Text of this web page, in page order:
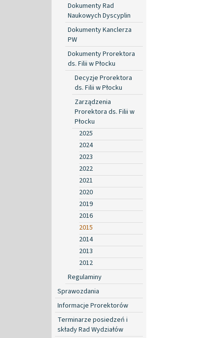
Dokumenty Rad
Naukowych Dyscyplin
Dokumenty Kanclerza
PW
Dokumenty Prorektora
ds. Filii w Płocku
Decyzje Prorektora
ds. Filii w Płocku
Zarządzenia
Prorektora ds. Filii w
Płocku
2025
2024
2023
2022
2021
2020
2019
2016
2015
2014
2013
2012
Regulaminy
Sprawozdania
Informacje Prorektorów
Terminarze posiedzeń i
składy Rad Wydziałów